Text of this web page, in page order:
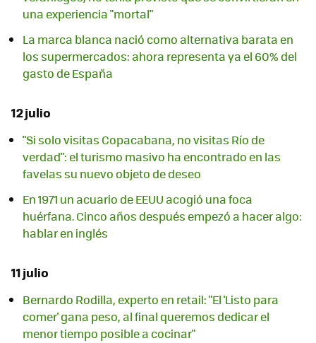
una experiencia "mortal"
La marca blanca nació como alternativa barata en
los supermercados: ahora representa ya el 60% del
gasto de España
12 julio
"Si solo visitas Copacabana, no visitas Río de
verdad": el turismo masivo ha encontrado en las
favelas su nuevo objeto de deseo
En 1971 un acuario de EEUU acogió una foca
huérfana. Cinco años después empezó a hacer algo:
hablar en inglés
11 julio
Bernardo Rodilla, experto en retail: "El 'Listo para
comer' gana peso, al final queremos dedicar el
menor tiempo posible a cocinar"